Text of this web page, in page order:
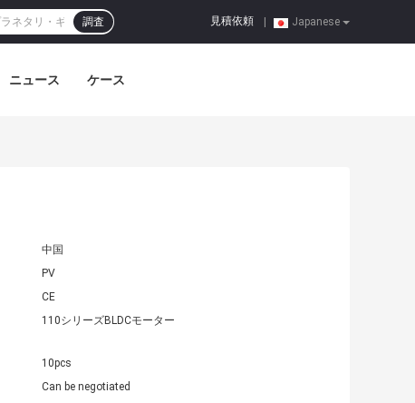
Japanese
見積依頼
調査
ニュース ケース
中国
PV
CE
110シリーズBLDCモーター
10pcs
Can be negotiated